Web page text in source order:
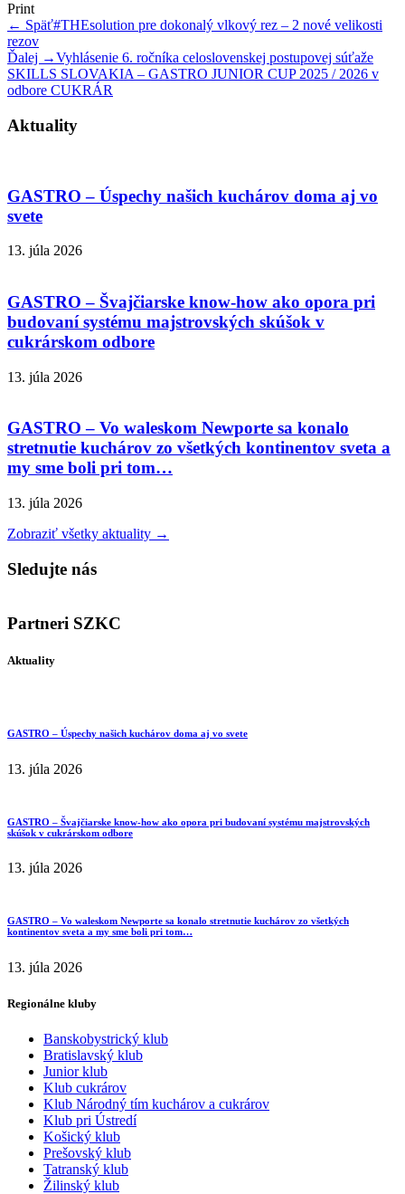
Print
← Späť#THEsolution pre dokonalý vlkový rez – 2 nové velikosti
rezov
Ďalej →Vyhlásenie 6. ročníka celoslovenskej postupovej súťaže
SKILLS SLOVAKIA – GASTRO JUNIOR CUP 2025 / 2026 v
odbore CUKRÁR
Aktuality
GASTRO – Úspechy našich kuchárov doma aj vo
svete
13. júla 2026
GASTRO – Švajčiarske know-how ako opora pri
budovaní systému majstrovských skúšok v
cukrárskom odbore
13. júla 2026
GASTRO – Vo waleskom Newporte sa konalo
stretnutie kuchárov zo všetkých kontinentov sveta a
my sme boli pri tom…
13. júla 2026
Zobraziť všetky aktuality →
Sledujte nás
Partneri SZKC
Aktuality
GASTRO – Úspechy našich kuchárov doma aj vo svete
13. júla 2026
GASTRO – Švajčiarske know-how ako opora pri budovaní systému majstrovských
skúšok v cukrárskom odbore
13. júla 2026
GASTRO – Vo waleskom Newporte sa konalo stretnutie kuchárov zo všetkých
kontinentov sveta a my sme boli pri tom…
13. júla 2026
Regionálne kluby
Banskobystrický klub
Bratislavský klub
Junior klub
Klub cukrárov
Klub Národný tím kuchárov a cukrárov
Klub pri Ústredí
Košický klub
Prešovský klub
Tatranský klub
Žilinský klub